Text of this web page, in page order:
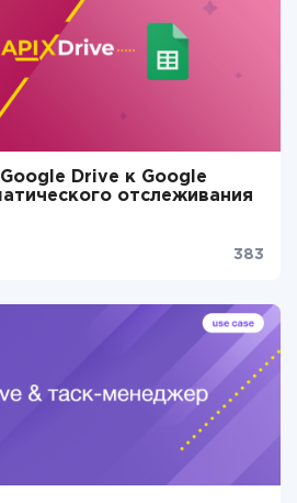
Drive к Google
отслеживания
383